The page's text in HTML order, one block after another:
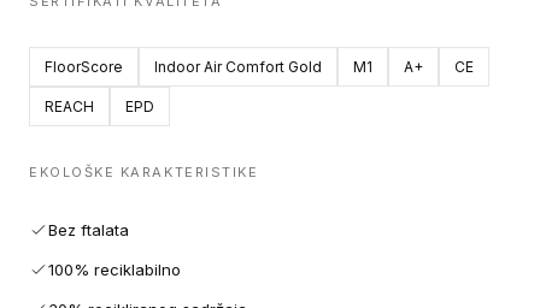
FloorScore Indoor Air Comfort Gold M1 A+ CE
REACH EPD
EKOLOŠKE KARAKTERISTIKE
Bez ftalata
100% reciklabilno